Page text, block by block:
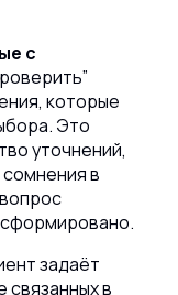
с
которые
Это
уточнений,
в
задаёт
связанных в